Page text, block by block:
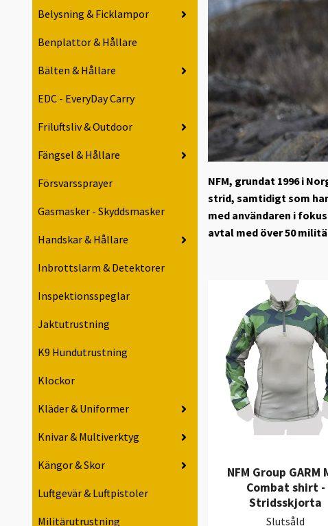
Belysning & Ficklampor
Benplattor & Hållare
Bälten & Hållare
EDC - EveryDay Carry
Friluftsliv & Outdoor
Fängsel & Hållare
Försvarssprayer
Gasmasker - Skyddsmasker
Handskar & Hållare
Inbrottslarm & Detektorer
Inspektionsspeglar
Jaktutrustning
K9 Hundutrustning
Klockor
Kläder & Uniformer
Knivar & Multiverktyg
Kängor & Skor
Luftgevär & Luftpistoler
Militärutrustning
NFM, grundat 1996 i
strid, samtidigt som
med användaren i
avtal med över 50
NFM Group GARM
Combat shirt -
Stridsskjorta
Slutsåld